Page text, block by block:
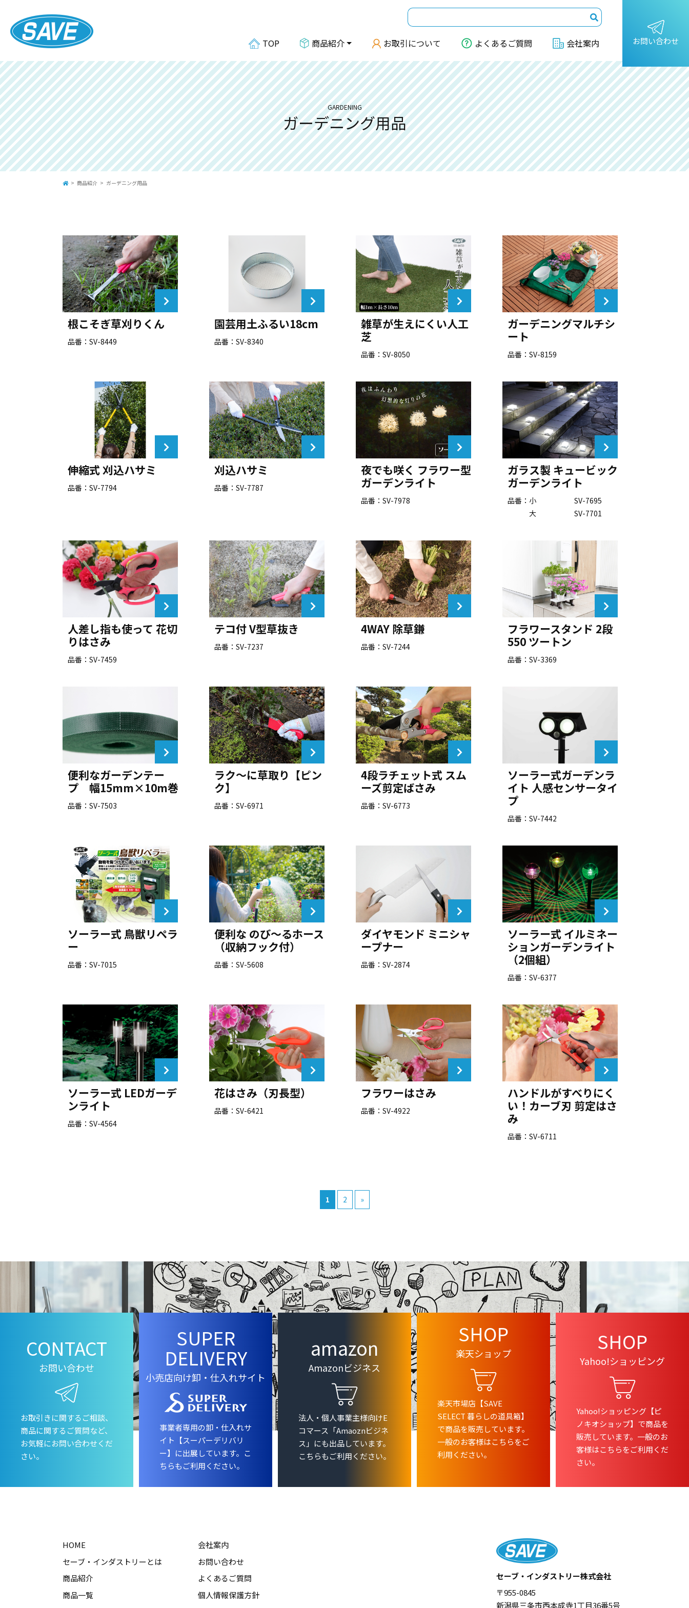
TOP 商品紹介 お取引について よくあるご質問 会社案内 お問い合わせ
GARDENING
ガーデニング用品
商品紹介 ガーデニング用品
根こそぎ草刈りくん
品番：SV-8449
園芸用土ふるい18cm
品番：SV-8340
雑草が生えにくい人工
芝
品番：SV-8050
ガーデニングマルチシ
ート
品番：SV-8159
伸縮式 刈込ハサミ
品番：SV-7794
刈込ハサミ
品番：SV-7787
夜でも咲く フラワー型
ガーデンライト
品番：SV-7978
ガラス製 キュービック
ガーデンライト
品番： 小
SV-7695
大
SV-7701
人差し指も使って 花切
りはさみ
品番：SV-7459
テコ付 V型草抜き
品番：SV-7237
4WAY 除草鎌
品番：SV-7244
フラワースタンド 2段
550 ツートン
品番：SV-3369
便利なガーデンテー
プ 幅15mm×10m巻
品番：SV-7503
ラク～に草取り【ピン
ク】
品番：SV-6971
4段ラチェット式 スム
ーズ剪定ばさみ
品番：SV-6773
ソーラー式ガーデンラ
イト 人感センサータイ
プ
品番：SV-7442
ソーラー式 鳥獣リペラ
ー
品番：SV-7015
便利な のび～るホース
（収納フック付）
品番：SV-5608
ダイヤモンド ミニシャ
ープナー
品番：SV-2874
ソーラー式 イルミネー
ションガーデンライト
（2個組）
品番：SV-6377
ソーラー式 LEDガーデ
ンライト
品番：SV-4564
花はさみ（刃長型）
品番：SV-6421
フラワーはさみ
品番：SV-4922
ハンドルがすべりにく
い！カーブ刃 剪定はさ
み
品番：SV-6711
1 2 »
CONTACT
お問い合わせ
お取引きに関するご相談、
商品に関するご質問など、
お気軽にお問い合わせくだ
さい。
SUPER
DELIVERY
小売店向け卸・仕入れサイト
事業者専用の卸・仕入れサ
イト【スーパーデリバリ
ー】に出展しています。こ
ちらもご利用ください。
amazon
Amazonビジネス
法人・個人事業主様向けE
コマース「Amaoznビジネ
ス」にも出品しています。
こちらもご利用ください。
SHOP
楽天ショップ
楽天市場店【SAVE
SELECT 暮らしの道具箱】
で商品を販売しています。
一般のお客様はこちらをご
利用ください。
SHOP
Yahoo!ショッピング
Yahoo!ショッピング【ピ
ノキオショップ】で商品を
販売しています。一般のお
客様はこちらをご利用くだ
さい。
HOME
セーブ・インダストリーとは
商品紹介
商品一覧
会社案内
お問い合わせ
よくあるご質問
個人情報保護方針
セーブ・インダストリー株式会社
〒955-0845
新潟県三条市西本成寺1丁目36番5号